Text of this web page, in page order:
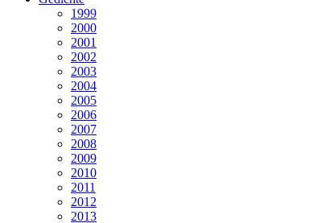
1999
2000
2001
2002
2003
2004
2005
2006
2007
2008
2009
2010
2011
2012
2013